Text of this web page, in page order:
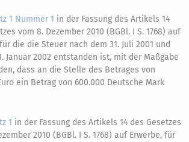
1 Nummer 1 in der Fassung des Artikels 14
vom 8. Dezember 2010 (BGBl. I S. 1768) auf
die die Steuer nach dem 31. Juli 2001 und
Januar 2002 entstanden ist, mit der Maßgabe
dass an die Stelle des Betrages von
ein Betrag von600.000 Deutsche Mark
1 in der Fassung des Artikels 14 des Gesetzes
2010 (BGBl. I S. 1768) auf Erwerbe, für